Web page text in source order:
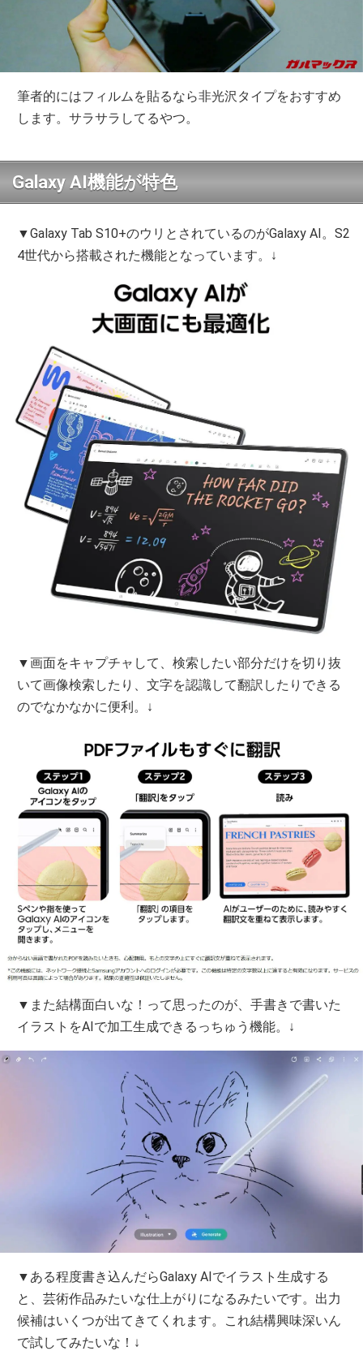
筆者的にはフィルムを貼るなら非光沢タイプをおすすめ
します。サラサラしてるやつ。
Galaxy AI機能が特色
▼Galaxy Tab S10+のウリとされているのがGalaxy AI。S2
4世代から搭載された機能となっています。↓
▼画面をキャプチャして、検索したい部分だけを切り抜
いて画像検索したり、文字を認識して翻訳したりできる
のでなかなかに便利。↓
▼また結構面白いな！って思ったのが、手書きで書いた
イラストをAIで加工生成できるっちゅう機能。↓
▼ある程度書き込んだらGalaxy AIでイラスト生成する
と、芸術作品みたいな仕上がりになるみたいです。出力
候補はいくつが出てきてくれます。これ結構興味深いん
で試してみたいな！↓